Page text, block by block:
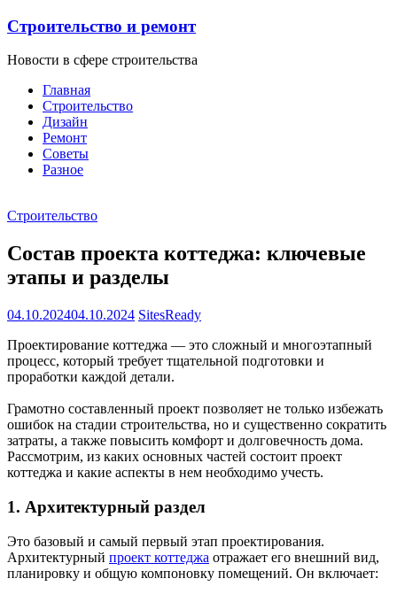
Строительство и ремонт
Новости в сфере строительства
Главная
Строительство
Дизайн
Ремонт
Советы
Разное
Строительство
Состав проекта коттеджа: ключевые
этапы и разделы
04.10.202404.10.2024 SitesReady
Проектирование коттеджа — это сложный и многоэтапный
процесс, который требует тщательной подготовки и
проработки каждой детали.
Грамотно составленный проект позволяет не только избежать
ошибок на стадии строительства, но и существенно сократить
затраты, а также повысить комфорт и долговечность дома.
Рассмотрим, из каких основных частей состоит проект
коттеджа и какие аспекты в нем необходимо учесть.
1. Архитектурный раздел
Это базовый и самый первый этап проектирования.
Архитектурный проект коттеджа отражает его внешний вид,
планировку и общую компоновку помещений. Он включает: